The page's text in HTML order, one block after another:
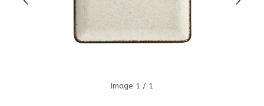
Image 1 / 1